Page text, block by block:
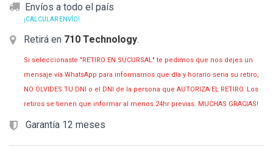
Envíos a todo el país
¡CALCULAR ENVÍO!
Retirá en 710 Technology.
Si seleccionaste "RETIRO EN SUCURSAL" te pedimos que nos dejes un
mensaje vía WhatsApp para informarnos que día y horario seria su retiro,
NO OLVIDES TU DNI o el DNI de la persona que AUTORIZA EL RETIRO. Los
retiros se tienen que informar al menos 24hr previas. MUCHAS GRACIAS!
Garantía 12 meses